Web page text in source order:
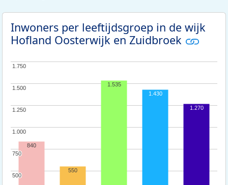
Inwoners per leeftijdsgroep in de wijk
Hofland Oosterwijk en Zuidbroek
500
500
750
750
1.000
1.000
1.250
1.250
1.500
1.500
1.750
1.750
840
550
1.535
1.430
1.270